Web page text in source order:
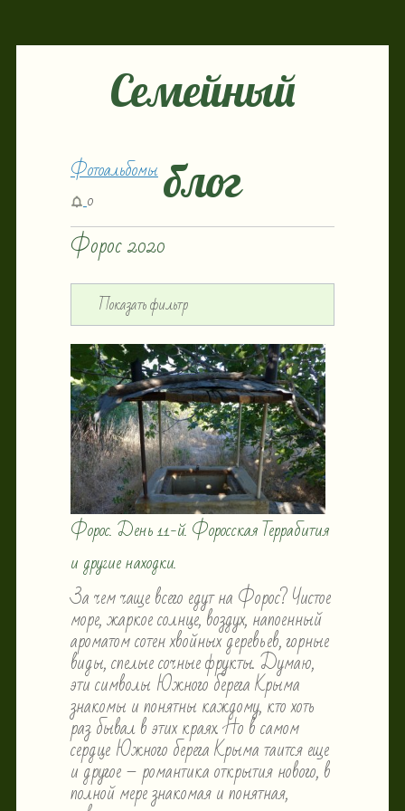
Семейный
блог
Фотоальбомы
0
Форос 2020
Показать фильтр
Форос. День 11-й. Форосская Террабития
и другие находки.
За чем чаще всего едут на Форос? Чистое
море, жаркое солнце, воздух, напоенный
ароматом сотен хвойных деревьев, горные
виды, спелые сочные фрукты. Думаю,
эти символы Южного берега Крыма
знакомы и понятны каждому, кто хоть
раз бывал в этих краях. Но в самом
сердце Южного берега Крыма таится еще
и другое – романтика открытия нового, в
полной мере знакомая и понятная,